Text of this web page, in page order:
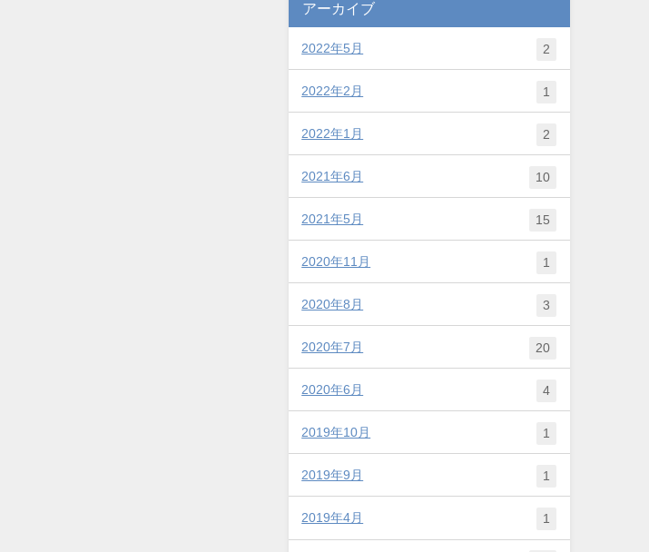
アーカイブ
2022年5月 2
2022年2月 1
2022年1月 2
2021年6月 10
2021年5月 15
2020年11月 1
2020年8月 3
2020年7月 20
2020年6月 4
2019年10月 1
2019年9月 1
2019年4月 1